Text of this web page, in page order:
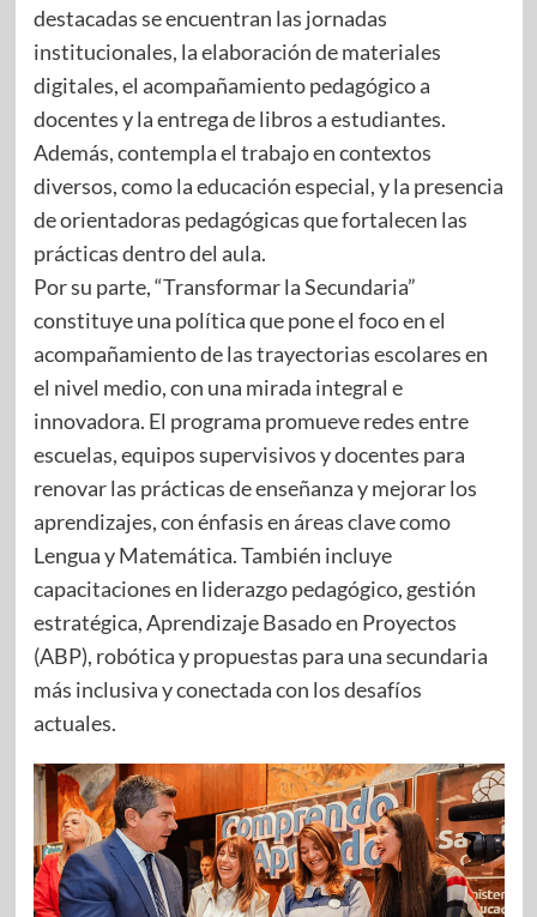
destacadas se encuentran las jornadas
institucionales, la elaboración de materiales
digitales, el acompañamiento pedagógico a
docentes y la entrega de libros a estudiantes.
Además, contempla el trabajo en contextos
diversos, como la educación especial, y la presencia
de orientadoras pedagógicas que fortalecen las
prácticas dentro del aula.
Por su parte, “Transformar la Secundaria”
constituye una política que pone el foco en el
acompañamiento de las trayectorias escolares en
el nivel medio, con una mirada integral e
innovadora. El programa promueve redes entre
escuelas, equipos supervisivos y docentes para
renovar las prácticas de enseñanza y mejorar los
aprendizajes, con énfasis en áreas clave como
Lengua y Matemática. También incluye
capacitaciones en liderazgo pedagógico, gestión
estratégica, Aprendizaje Basado en Proyectos
(ABP), robótica y propuestas para una secundaria
más inclusiva y conectada con los desafíos
actuales.